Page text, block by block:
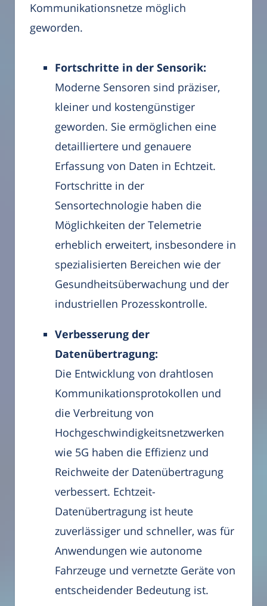
Kommunikationsnetze möglich
geworden.
Fortschritte in der Sensorik:
Moderne Sensoren sind präziser,
kleiner und kostengünstiger
geworden. Sie ermöglichen eine
detailliertere und genauere
Erfassung von Daten in Echtzeit.
Fortschritte in der
Sensortechnologie haben die
Möglichkeiten der Telemetrie
erheblich erweitert, insbesondere in
spezialisierten Bereichen wie der
Gesundheitsüberwachung und der
industriellen Prozesskontrolle.
Verbesserung der
Datenübertragung:
Die Entwicklung von drahtlosen
Kommunikationsprotokollen und
die Verbreitung von
Hochgeschwindigkeitsnetzwerken
wie 5G haben die Effizienz und
Reichweite der Datenübertragung
verbessert. Echtzeit-
Datenübertragung ist heute
zuverlässiger und schneller, was für
Anwendungen wie autonome
Fahrzeuge und vernetzte Geräte von
entscheidender Bedeutung ist.